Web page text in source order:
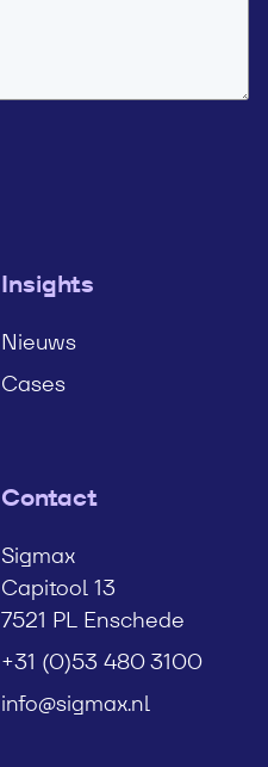
Insights
Nieuws
Cases
Contact
Sigmax
Capitool 13
7521 PL Enschede
+31 (0)53 480 3100
info@sigmax.nl